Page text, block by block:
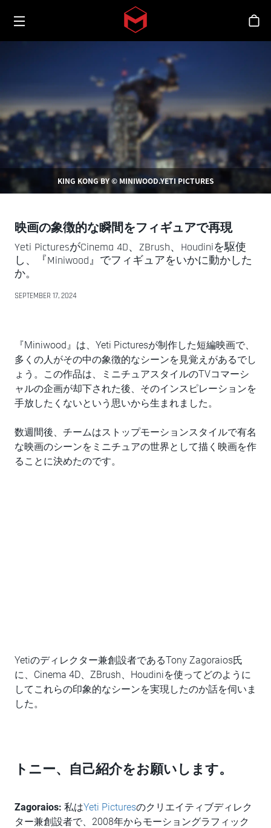
Skip to main content
Toggle menu
シ
KING KONG BY © MINIWOOD.YETI PICTURES
映画の象徴的な瞬間をフィギュアで再現
Yeti PicturesがCinema 4D、ZBrush、Houdiniを駆使
し、『Miniwood』でフィギュアをいかに動かした
か。
SEPTEMBER 17, 2024
『Miniwood』は、Yeti Picturesが制作した短編映画で、
多くの人がその中の象徴的なシーンを見覚えがあるでし
ょう。この作品は、ミニチュアスタイルのTVコマーシ
ャルの企画が却下された後、そのインスピレーションを
手放したくないという思いから生まれました。
数週間後、チームはストップモーションスタイルで有名
な映画のシーンをミニチュアの世界として描く映画を作
ることに決めたのです。
Yetiのディレクター兼創設者であるTony Zagoraios氏
に、Cinema 4D、ZBrush、Houdiniを使ってどのように
してこれらの印象的なシーンを実現したのか話を伺いま
した。
トニー、自己紹介をお願いします。
Zagoraios: 私はYeti Picturesのクリエイティブディレク
ター兼創設者で、2008年からモーショングラフィック